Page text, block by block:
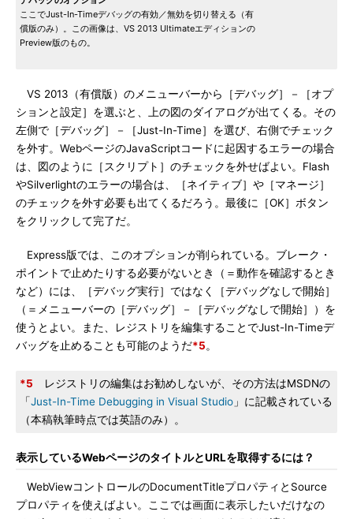
ここでJust-In-Timeデバッグの有効／無効を切り替える（有
償版のみ）。この画像は、VS 2013 Ultimateエディションの
Preview版のもの。
VS 2013（有償版）のメニューバーから［デバッグ］－［オプ
ションと設定］を選ぶと、上の図のダイアログが出てくる。その
左側で［デバッグ］－［Just-In-Time］を選び、右側でチェック
を外す。WebページのJavaScriptコードに起因するエラーの場合
は、図のように［スクリプト］のチェックを外せばよい。Flash
やSilverlightのエラーの場合は、［ネイティブ］や［マネージ］
のチェックを外す必要も出てくるだろう。最後に［OK］ボタン
をクリックして完了だ。
Express版では、このオプションが削られている。ブレーク・
ポイントで止めたりする必要がないとき（＝動作を確認するとき
など）には、［デバッグ実行］ではなく［デバッグなしで開始］
（＝メニューバーの［デバッグ］－［デバッグなしで開始］）を
使うとよい。また、レジストリを編集することでJust-In-Timeデ
バッグを止めることも可能のようだ*5。
*5 レジストリの編集はお勧めしないが、その方法はMSDNの
「Just-In-Time Debugging in Visual Studio 」に記載されている
（本稿執筆時点では英語のみ）。
表示しているWebページのタイトルとURLを取得するには？
WebViewコントロールのDocumentTitleプロパティとSource
プロパティを使えばよい。ここでは画面に表示したいだけなの